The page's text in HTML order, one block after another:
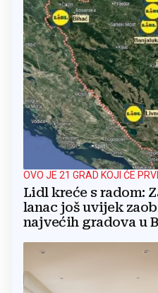
OVO JE 21 GRAD KOJI ĆE
Lidl kreće s radom:
lanac još uvijek
najvećih gradova u